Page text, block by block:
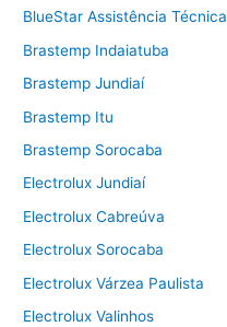
BlueStar Assistência Técnica
Brastemp Indaiatuba
Brastemp Jundiaí
Brastemp Itu
Brastemp Sorocaba
Electrolux Jundiaí
Electrolux Cabreúva
Electrolux Sorocaba
Electrolux Várzea Paulista
Electrolux Valinhos